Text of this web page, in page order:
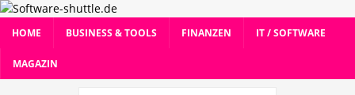
HOME BUSINESS & TOOLS FINANZEN IT / SOFTWARE
MAGAZIN